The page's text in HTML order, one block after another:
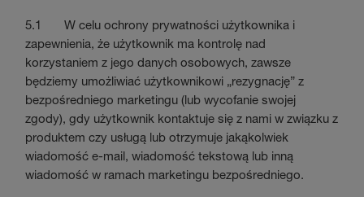
5.1 W celu ochrony prywatności użytkownika i
zapewnienia, że użytkownik ma kontrolę nad
korzystaniem z jego danych osobowych, zawsze
będziemy umożliwiać użytkownikowi „rezygnację” z
bezpośredniego marketingu (lub wycofanie swojej
zgody), gdy użytkownik kontaktuje się z nami w związku z
produktem czy usługą lub otrzymuje jakąkolwiek
wiadomość e-mail, wiadomość tekstową lub inną
wiadomość w ramach marketingu bezpośredniego.